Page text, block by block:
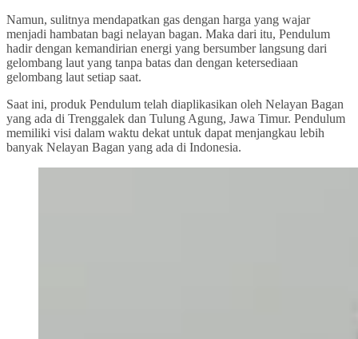
Namun, sulitnya mendapatkan gas dengan harga yang wajar
menjadi hambatan bagi nelayan bagan. Maka dari itu, Pendulum
hadir dengan kemandirian energi yang bersumber langsung dari
gelombang laut yang tanpa batas dan dengan ketersediaan
gelombang laut setiap saat.
Saat ini, produk Pendulum telah diaplikasikan oleh Nelayan Bagan
yang ada di Trenggalek dan Tulung Agung, Jawa Timur. Pendulum
memiliki visi dalam waktu dekat untuk dapat menjangkau lebih
banyak Nelayan Bagan yang ada di Indonesia.